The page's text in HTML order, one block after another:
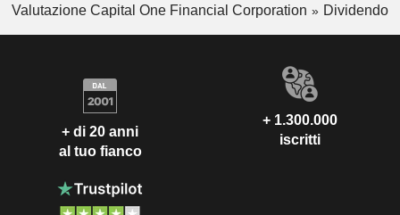
Valutazione Capital One Financial Corporation
Dividendo
+ di 20 anni
al tuo fianco
+ 1.300.000
iscritti